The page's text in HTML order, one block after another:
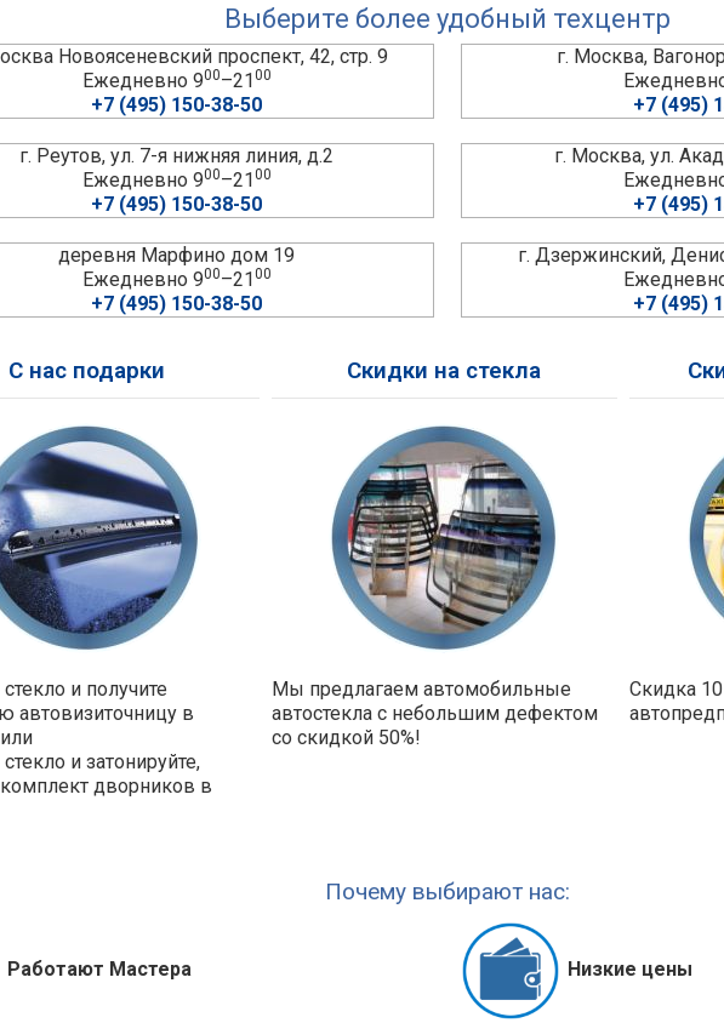
Выберите более удобный техцентр
Новоясеневский проспект, 42, стр. 9
Ежедневно 900–2100
+7 (495) 150-38-50
г. Москва,
+7 (495)
г. Реутов, ул. 7-я нижняя линия, д.2
Ежедневно 900–2100
+7 (495) 150-38-50
г. Москва, ул.
+7 (495)
деревня Марфино дом 19
Ежедневно 900–2100
+7 (495) 150-38-50
г. Дзержинский,
+7 (495)
С нас подарки
и получите
автовизиточницу в
и затонируйте,
комплект дворников в
Скидки на стекла
Мы предлагаем автомобильные
автостекла с небольшим дефектом
со скидкой 50%!
Скидка 10
Почему выбирают нас:
Работают Мастера Низкие цены